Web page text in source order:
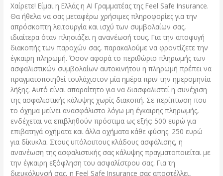
Χαίρετε! Είμαι η Ελλάς η AI Γραμματέας της Feel Safe Insurance.
Θα ήθελα να σας μεταφέρω χρήσιμες πληροφορίες για την
απρόσκοπτη λειτουργία και ισχύ των συμβολαίων σας,
ιδιαίτερα όταν πλησιάζει η ανανέωσή τους. Για την αποφυγή
διακοπής των παροχών σας, παρακαλούμε να φροντίζετε την
έγκαιρη πληρωμή. Όσον αφορά το περιθώριο πληρωμής των
ασφαλιστικών συμβολαίων αυτοκινήτου η πληρωμή πρέπει να
πραγματοποιηθεί τουλάχιστον μία ημέρα πριν την ημερομηνία
λήξης. Αυτό είναι απαραίτητο για να διασφαλιστεί η συνέχιση
της ασφαλιστικής κάλυψης χωρίς διακοπή. Σε περίπτωση που
το όχημα μείνει ανασφάλιστο λόγω μη έγκαιρης πληρωμής,
ενδέχεται να επιβληθούν πρόστιμα ως εξής: 500 ευρώ για
επιβατηγά οχήματα και άλλα οχήματα κάθε φύσης. 250 ευρώ
για δίκυκλα. Στους υπόλοιπους κλάδους ασφάλισης, η
ανανέωση της ασφαλιστικής σας κάλυψης πραγματοποιείται με
την έγκαιρη εξόφληση του ασφαλίστρου σας. Για τη
διευκόλυνσή σας, η Feel Safe Insurance σας αποστέλλει,